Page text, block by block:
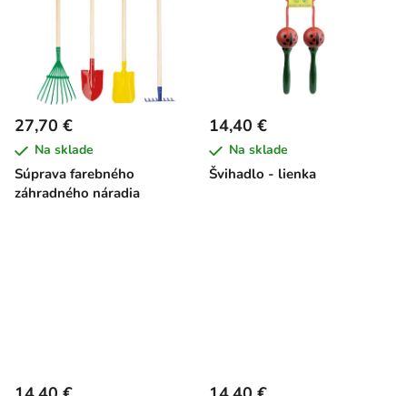
Súprava farebného
záhradného náradia
27,70 €
Na sklade
Švihadlo - lienka
14,40 €
Na sklade